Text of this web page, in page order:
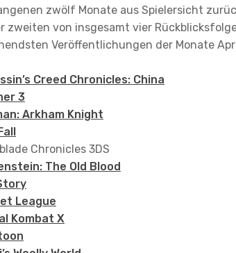
zwölf Monate aus Spielersicht
zweiten von insgesamt vier
Veröffentlichungen der Monate
Creed Chronicles: China
3
Arkham Knight
Chronicles 3DS
The Old Blood
League
Kombat X